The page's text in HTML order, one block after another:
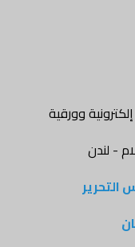
وورقية
- لندن
التحرير